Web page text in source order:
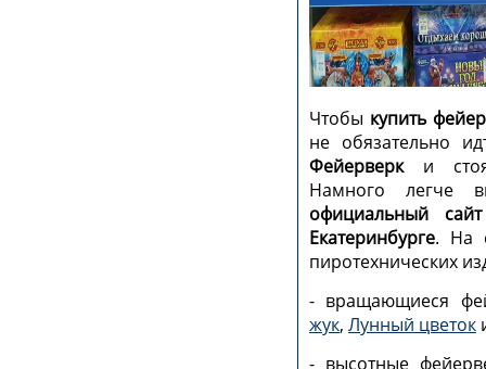
Чтобы купить
не обязательно
Фейерверки
Намного легче
официальный
Екатеринбурге. На
пиротехнических
- вращающиеся
жук, Лунный цветок
- высотные